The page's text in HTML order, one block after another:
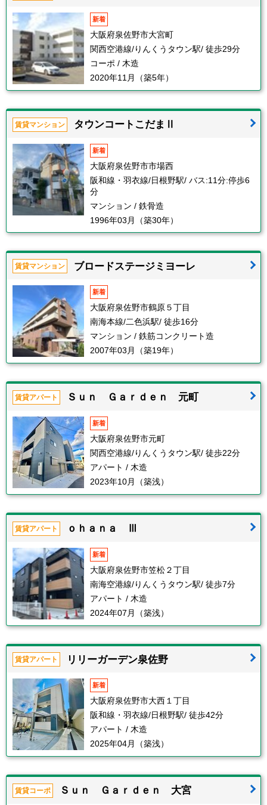
新着
大阪府泉佐野市大宮町
関西空港線/りんくうタウン駅/ 徒歩29分
コーポ / 木造
2020年11月（築5年）
賃貸マンション タウンコートこだまⅡ
新着
大阪府泉佐野市市場西
阪和線・羽衣線/日根野駅/ バス:11分:停歩6
分
マンション / 鉄骨造
1996年03月（築30年）
賃貸マンション ブロードステージミヨーレ
新着
大阪府泉佐野市鶴原５丁目
南海本線/二色浜駅/ 徒歩16分
マンション / 鉄筋コンクリート造
2007年03月（築19年）
賃貸アパート Ｓｕｎ Ｇａｒｄｅｎ 元町
新着
大阪府泉佐野市元町
関西空港線/りんくうタウン駅/ 徒歩22分
アパート / 木造
2023年10月（築浅）
賃貸アパート ｏｈａｎａ Ⅲ
新着
大阪府泉佐野市笠松２丁目
南海空港線/りんくうタウン駅/ 徒歩7分
アパート / 木造
2024年07月（築浅）
賃貸アパート リリーガーデン泉佐野
新着
大阪府泉佐野市大西１丁目
阪和線・羽衣線/日根野駅/ 徒歩42分
アパート / 木造
2025年04月（築浅）
賃貸コーポ Ｓｕｎ Ｇａｒｄｅｎ 大宮